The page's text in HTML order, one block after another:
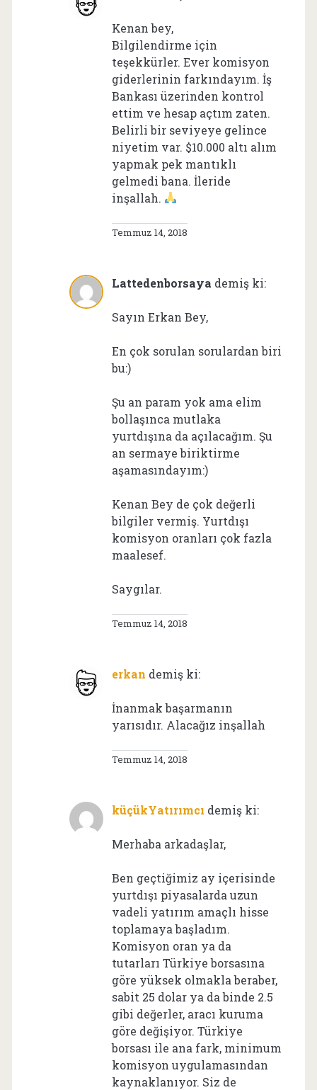
Kenan bey,
Bilgilendirme için
teşekkürler. Ever komisyon
giderlerinin farkındayım. İş
Bankası üzerinden kontrol
ettim ve hesap açtım zaten.
Belirli bir seviyeye gelince
niyetim var. $10.000 altı alım
yapmak pek mantıklı
gelmedi bana. İleride
inşallah.
Temmuz 14, 2018
Lattedenborsaya demiş ki:
Sayın Erkan Bey,
En çok sorulan sorulardan biri
bu:)
Şu an param yok ama elim
bollaşınca mutlaka
yurtdışına da açılacağım. Şu
an sermaye biriktirme
aşamasındayım:)
Kenan Bey de çok değerli
bilgiler vermiş. Yurtdışı
komisyon oranları çok fazla
maalesef.
Saygılar.
Temmuz 14, 2018
erkan demiş ki:
İnanmak başarmanın
yarısıdır. Alacağız inşallah
Temmuz 14, 2018
küçükYatırımcı demiş ki:
Merhaba arkadaşlar,
Ben geçtiğimiz ay içerisinde
yurtdışı piyasalarda uzun
vadeli yatırım amaçlı hisse
toplamaya başladım.
Komisyon oran ya da
tutarları Türkiye borsasına
göre yüksek olmakla beraber,
sabit 25 dolar ya da binde 2.5
gibi değerler, aracı kuruma
göre değişiyor. Türkiye
borsası ile ana fark, minimum
komisyon uygulamasından
kaynaklanıyor. Siz de